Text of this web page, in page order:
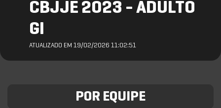
CBJJE 2023 - ADULTO
GI
ATUALIZADO EM 19/02/2026 11:02:51
POR EQUIPE